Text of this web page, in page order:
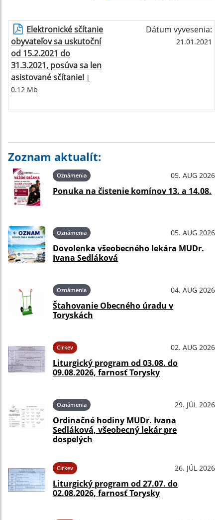
Elektronické sčítanie
obyvateľov sa uskutoční
od 15.2.2021 do
31.3.2021, posúva sa len
asistované sčítanie! |
0.12 Mb
Dátum vyvesenia:
21.01.2021
Zoznam aktualít:
Oznámenia 05. AUG 2026
Ponuka na čistenie komínov 13. a 14.08.
Oznámenia 05. AUG 2026
Dovolenka všeobecného lekára MUDr.
Ivana Sedláková
Oznámenia 04. AUG 2026
Štahovanie Obecného úradu v
Toryskách
Cirkev 02. AUG 2026
Liturgický program od 03.08. do
09.08.2026, farnosť Torysky
Oznámenia 29. JÚL 2026
Ordinačné hodiny MUDr. Ivana
Sedláková, všeobecný lekár pre
dospelých
Cirkev 26. JÚL 2026
Liturgický program od 27.07. do
02.08.2026, farnosť Torysky